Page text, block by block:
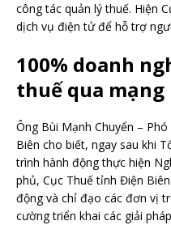
công tác quản lý thuế. Hiện
dịch vụ điện tử để hỗ trợ
100% doanh
thuế qua mạng
Ông Bùi Mạnh Chuyển –
Biên cho biết, ngay sau khi
trình hành động thực hiện
phủ, Cục Thuế tỉnh Điện
động và chỉ đạo các đơn vị
cường triển khai các giải